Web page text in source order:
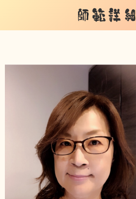
師範詳細